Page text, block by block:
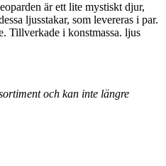
är ett lite mystiskt djur,
ljusstakar, som levereras i par.
Tillverkade i konstmassa. ljus
och kan inte längre